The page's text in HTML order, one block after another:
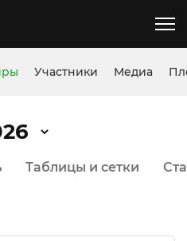
Участники Медиа
Таблицы и сетки